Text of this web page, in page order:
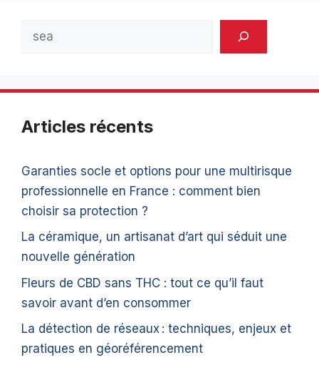
Articles récents
Garanties socle et options pour une multirisque
professionnelle en France : comment bien
choisir sa protection ?
La céramique, un artisanat d’art qui séduit une
nouvelle génération
Fleurs de CBD sans THC : tout ce qu’il faut
savoir avant d’en consommer
La détection de réseaux : techniques, enjeux et
pratiques en géoréférencement